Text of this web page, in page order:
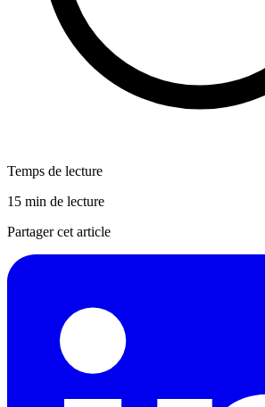
Temps de lecture
15 min de lecture
Partager cet article